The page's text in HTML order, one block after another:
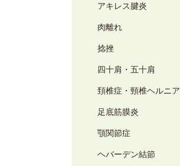
アキレス腱炎
肉離れ
捻挫
四十肩・五十肩
頚椎症・頸椎ヘルニア
足底筋膜炎
顎関節症
ヘバーデン結節